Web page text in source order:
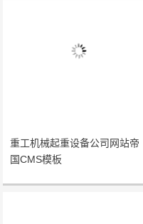
重工机械起重设备公司网站帝
国CMS模板